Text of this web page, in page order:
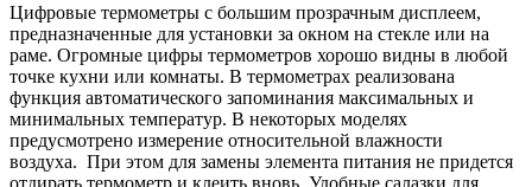
Цифровые термометры с большим прозрачным дисплеем,
предназначенные для установки за окном на стекле или на
раме. Огромные цифры термометров хорошо видны в любой
точке кухни или комнаты. В термометрах реализована
функция автоматического запоминания максимальных и
минимальных температур. В некоторых моделях
предусмотрено измерение относительной влажности
воздуха. При этом для замены элемента питания не придется
отдирать термометр и клеить вновь. Удобные салазки для